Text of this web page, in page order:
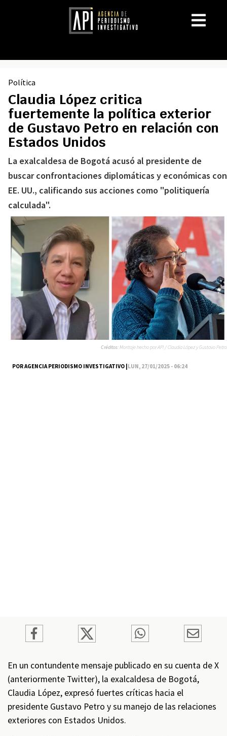
Política
Claudia López critica
fuertemente la política exterior
de Gustavo Petro en relación con
Estados Unidos
La exalcaldesa de Bogotá acusó al presidente de
buscar confrontaciones diplomáticas y económicas con
EE. UU., calificando sus acciones como "politiquería
calculada".
POR AGENCIA PERIODISMO INVESTIGATIVO |LUN, 27/01/2025 - 06:24
Créditos:Montaje hecho por API / Claudia López y Gustavo Petro
En un contundente mensaje publicado en su cuenta de X
(anteriormente Twitter), la exalcaldesa de Bogotá,
Claudia López, expresó fuertes críticas hacia el
presidente Gustavo Petro y su manejo de las relaciones
exteriores con Estados Unidos.